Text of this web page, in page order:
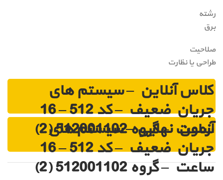
رشته
برق
صلاحیت
طراحی یا نظارت
کلاس آنلاین – سیستم های
جریان ضعیف – کد 512 – 16
ساعت – گروه 512001102 (2)
آزمون نهایی – سیستم های
جریان ضعیف – کد 512 – 16
ساعت – گروه 512001102 (2)